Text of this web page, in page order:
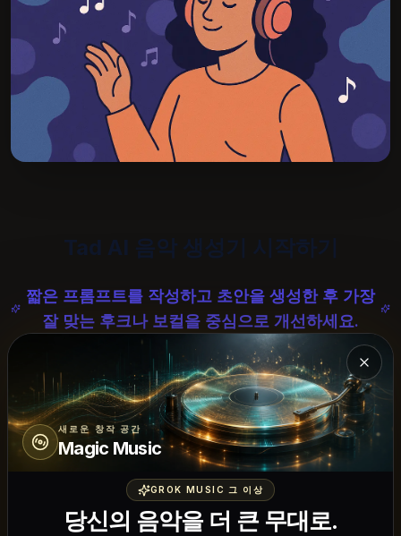
Tad AI 음악 생성기 시작하기
짧은 프롬프트를 작성하고 초안을 생성한 후 가장
잘 맞는 후크나 보컬을 중심으로 개선하세요.
작곡가가 데모 초안을 위해 Tad AI를 선
택하는 이유
대부분의 음악 도구는 이미 무엇을 하고 있는지 알고 있다고
새로운 창작 공간
Magic Music
GROK MUSIC 그 이상
당신의 음악을 더 큰 무대로.